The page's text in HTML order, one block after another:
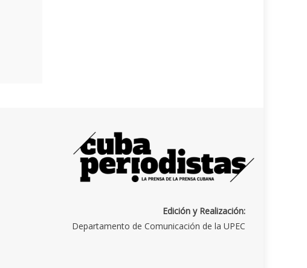
Edición y Realización:
Departamento de Comunicación de la UPEC